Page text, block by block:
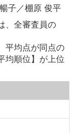
子／棚原 俊平
、全審査員の
平均点が同点の
均順位】が上位